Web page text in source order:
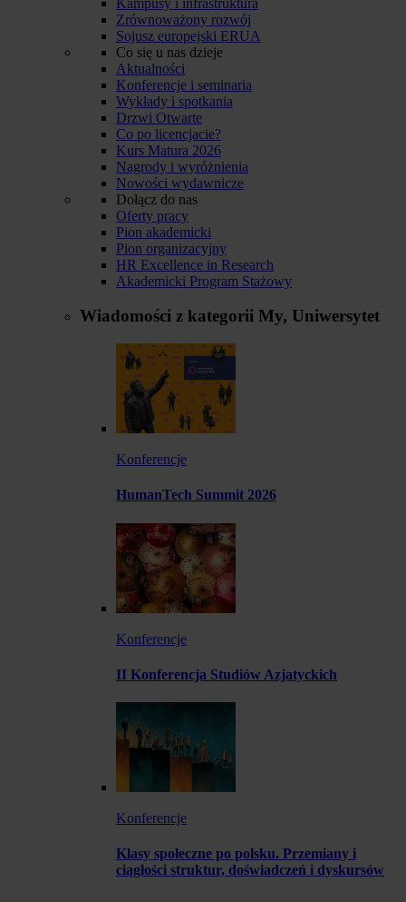
Zrównoważony rozwój
Sojusz europejski ERUA
Co się u nas dzieje
Aktualności
Konferencje i seminaria
Wykłady i spotkania
Drzwi Otwarte
Co po licencjacie?
Kurs Matura 2026
Nagrody i wyróżnienia
Nowości wydawnicze
Dołącz do nas
Oferty pracy
Pion akademicki
Pion organizacyjny
HR Excellence in Research
Akademicki Program Stażowy
Wiadomości z kategorii My, Uniwersytet
Konferencje
HumanTech Summit 2026
Konferencje
II Konferencja Studiów Azjatyckich
Konferencje
Klasy społeczne po polsku. Przemiany i
ciągłości struktur, doświadczeń i dyskursów